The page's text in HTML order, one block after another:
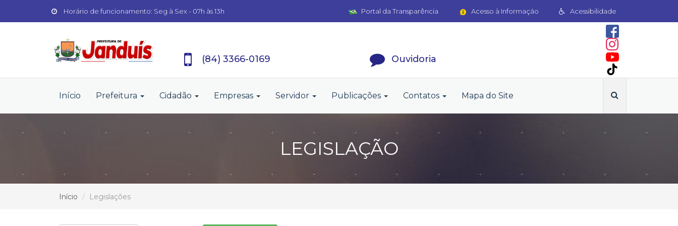
Horário de funcionamento: Seg à Sex - 07h às 13h Acessibilidade
Acesso à Informação
Portal da Transparência
(84) 3366-0169 Ouvidoria
Início Prefeitura Cidadão Empresas Servidor Publicações Contatos Mapa do Site
LEGISLAÇÃO
Início Legislações